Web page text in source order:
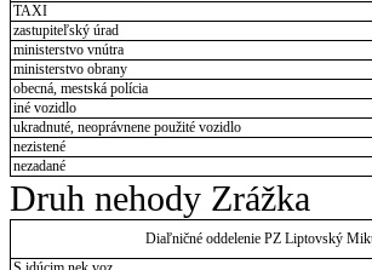
TAXI
zastupiteľský úrad
ministerstvo vnútra
ministerstvo obrany
obecná, mestská polícia
iné vozidlo
ukradnuté, neoprávnene použité vozidlo
nezistené
nezadané
Druh nehody Zrážka
Diaľničné oddelenie PZ Liptovský